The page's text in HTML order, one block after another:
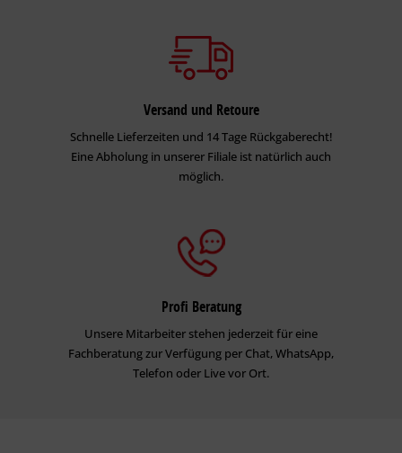
Versand und Retoure
Schnelle Lieferzeiten und 14 Tage Rückgaberecht!
Eine Abholung in unserer Filiale ist natürlich auch
möglich.
Profi Beratung
Unsere Mitarbeiter stehen jederzeit für eine
Fachberatung zur Verfügung per Chat, WhatsApp,
Telefon oder Live vor Ort.